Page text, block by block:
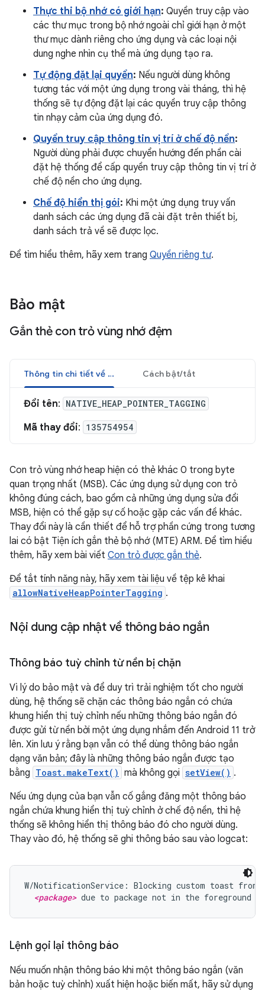
Thực thi bộ nhớ có giới hạn: Quyền truy cập vào
các thư mục trong bộ nhớ ngoài chỉ giới hạn ở một
thư mục dành riêng cho ứng dụng và các loại nội
dung nghe nhìn cụ thể mà ứng dụng tạo ra.
Tự động đặt lại quyền: Nếu người dùng không
tương tác với một ứng dụng trong vài tháng, thì hệ
thống sẽ tự động đặt lại các quyền truy cập thông
tin nhạy cảm của ứng dụng đó.
Quyền truy cập thông tin vị trí ở chế độ nền:
Người dùng phải được chuyển hướng đến phần cài
đặt hệ thống để cấp quyền truy cập thông tin vị trí ở
chế độ nền cho ứng dụng.
Chế độ hiển thị gói: Khi một ứng dụng truy vấn
danh sách các ứng dụng đã cài đặt trên thiết bị,
danh sách trả về sẽ được lọc.
Để tìm hiểu thêm, hãy xem trang Quyền riêng tư.
Bảo mật
Gắn thẻ con trỏ vùng nhớ đệm
Thông tin chi tiết về nội dung thay đổi Cách bật/tắt
Đổi tên: NATIVE_HEAP_POINTER_TAGGING
Mã thay đổi: 135754954
Con trỏ vùng nhớ heap hiện có thẻ khác 0 trong byte
quan trọng nhất (MSB). Các ứng dụng sử dụng con trỏ
không đúng cách, bao gồm cả những ứng dụng sửa đổi
MSB, hiện có thể gặp sự cố hoặc gặp các vấn đề khác.
Thay đổi này là cần thiết để hỗ trợ phần cứng trong tương
lai có bật Tiện ích gắn thẻ bộ nhớ (MTE) ARM. Để tìm hiểu
thêm, hãy xem bài viết Con trỏ được gắn thẻ.
Để tắt tính năng này, hãy xem tài liệu về tệp kê khai
allowNativeHeapPointerTagging .
Nội dung cập nhật về thông báo ngắn
Thông báo tuỳ chỉnh từ nền bị chặn
Vì lý do bảo mật và để duy trì trải nghiệm tốt cho người
dùng, hệ thống sẽ chặn các thông báo ngắn có chứa
khung hiển thị tuỳ chỉnh nếu những thông báo ngắn đó
được gửi từ nền bởi một ứng dụng nhắm đến Android 11 trở
lên. Xin lưu ý rằng bạn vẫn có thể dùng thông báo ngắn
dạng văn bản; đây là những thông báo ngắn được tạo
bằng Toast.makeText() mà không gọi setView() .
Nếu ứng dụng của bạn vẫn cố gắng đăng một thông báo
ngắn chứa khung hiển thị tuỳ chỉnh ở chế độ nền, thì hệ
thống sẽ không hiển thị thông báo đó cho người dùng.
Thay vào đó, hệ thống sẽ ghi thông báo sau vào logcat:
W/NotificationService: Blocking custom toast from
<package> due to package not in the foreground
Lệnh gọi lại thông báo
Nếu muốn nhận thông báo khi một thông báo ngắn (văn
bản hoặc tuỳ chỉnh) xuất hiện hoặc biến mất, hãy sử dụng